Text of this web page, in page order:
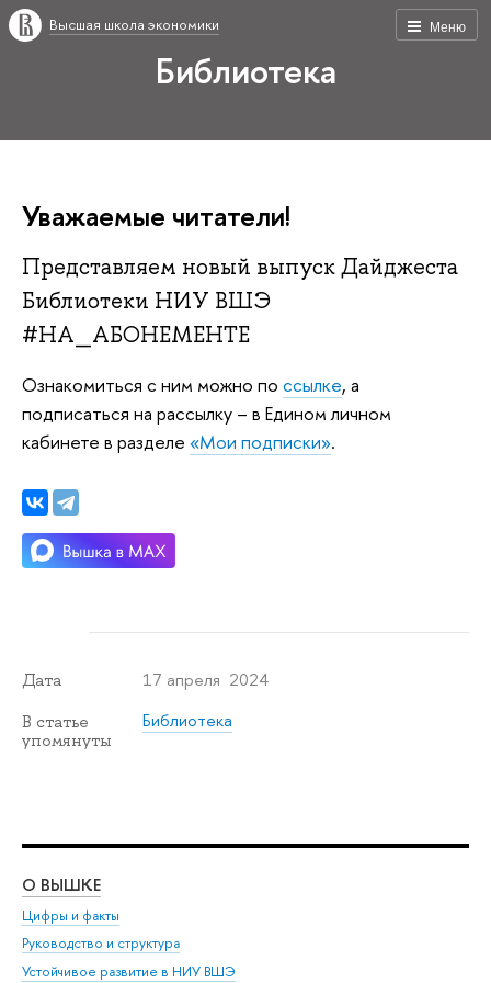
Меню
Высшая школа экономики
Библиотека
Уважаемые читатели!
Представляем новый выпуск Дайджеста
Библиотеки НИУ ВШЭ
#НА_АБОНЕМЕНТЕ
Ознакомиться с ним можно по ссылке, а
подписаться на рассылку – в Едином личном
кабинете в разделе «Мои подписки».
Дата 17 апреля 2024
В статье
упомянуты
Библиотека
О ВЫШКЕ
Цифры и факты
Руководство и структура
Устойчивое развитие в НИУ ВШЭ